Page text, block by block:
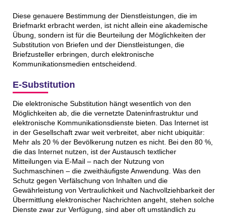
Diese genauere Bestimmung der Dienstleistungen, die im
Briefmarkt erbracht werden, ist nicht allein eine akademische
Übung, sondern ist für die Beurteilung der Möglichkeiten der
Substitution von Briefen und der Dienstleistungen, die
Briefzusteller erbringen, durch elektronische
Kommunikationsmedien entscheidend.
E-Substitution
Die elektronische Substitution hängt wesentlich von den
Möglichkeiten ab, die die vernetzte Dateninfrastruktur und
elektronische Kommunikationsdienste bieten. Das Internet ist
in der Gesellschaft zwar weit verbreitet, aber nicht ubiquitär:
Mehr als 20 % der Bevölkerung nutzen es nicht. Bei den 80 %,
die das Internet nutzen, ist der Austausch textlicher
Mitteilungen via E-Mail – nach der Nutzung von
Suchmaschinen – die zweithäufigste Anwendung. Was den
Schutz gegen Verfälschung von Inhalten und die
Gewährleistung von Vertraulichkeit und Nachvollziehbarkeit der
Übermittlung elektronischer Nachrichten angeht, stehen solche
Dienste zwar zur Verfügung, sind aber oft umständlich zu